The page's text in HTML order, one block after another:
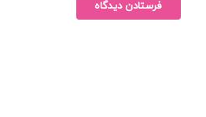
فرستادن دیدگاه